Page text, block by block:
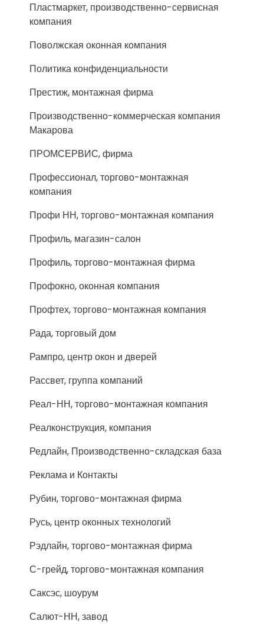
Пластмаркет, производственно-сервисная
компания
Поволжская оконная компания
Политика конфиденциальности
Престиж, монтажная фирма
Производственно-коммерческая компания
Макарова
ПРОМСЕРВИС, фирма
Профессионал, торгово-монтажная
компания
Профи НН, торгово-монтажная компания
Профиль, магазин-салон
Профиль, торгово-монтажная фирма
Профокно, оконная компания
Профтех, торгово-монтажная компания
Рада, торговый дом
Рампро, центр окон и дверей
Рассвет, группа компаний
Реал-НН, торгово-монтажная компания
Реалконструкция, компания
Редлайн, Производственно-складская база
Реклама и Контакты
Рубин, торгово-монтажная фирма
Русь, центр оконных технологий
Рэдлайн, торгово-монтажная фирма
С-грейд, торгово-монтажная компания
Саксэс, шоурум
Салют-НН, завод